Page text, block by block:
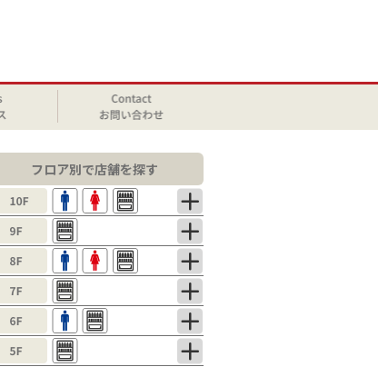
フロア別で店舗を探す